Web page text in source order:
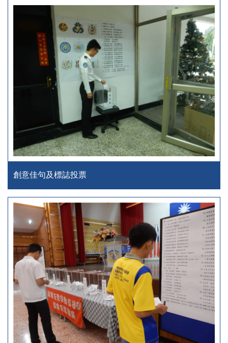
創意佳句及標誌投票